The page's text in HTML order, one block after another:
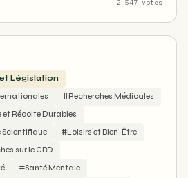
2 547 votes
Législation
#Recherches Médicales
Récolte Durables
Scientifique
#Loisirs et Bien-Être
sur le CBD
#Santé Mentale